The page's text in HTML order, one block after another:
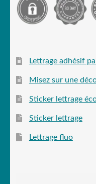
Lettrage adhésif
Misez sur une
Sticker lettrage
Sticker lettrage
Lettrage fluo